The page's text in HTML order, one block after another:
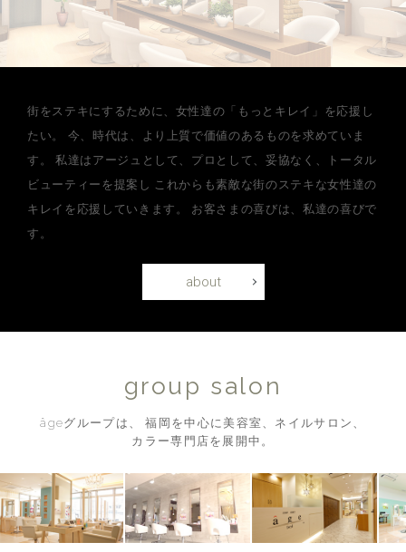
街をステキにするために、女性達の「もっとキレイ」を応援し
たい。
今、時代は、より上質で価値のあるものを求めていま
す。
私達はアージュとして、プロとして、妥協なく、トータル
ビューティーを提案し これからも素敵な街のステキな女性達の
キレイを応援していきます。
お客さまの喜びは、私達の喜びで
す。
about
group salon
âgeグループは、 福岡を中心に美容室、ネイルサロン、
カラー専門店を展開中。